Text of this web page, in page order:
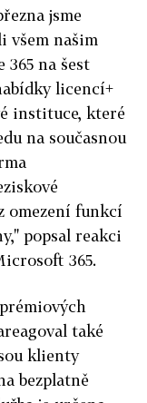
jsme
všem našim
365 na šest
licencí+
instituce, které
na současnou
omezení funkcí
popsal reakci
365.
také
klienty
bezplatně